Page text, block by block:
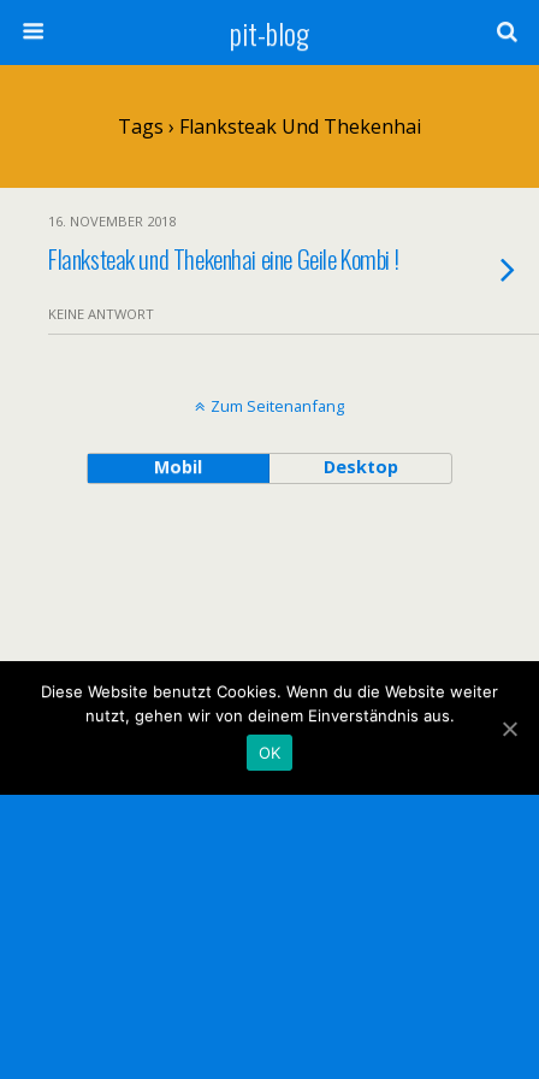
pit-blog
Tags › Flanksteak Und Thekenhai
16. NOVEMBER 2018
Flanksteak und Thekenhai eine Geile Kombi !
KEINE ANTWORT
Zum Seitenanfang
Mobil Desktop
Diese Website benutzt Cookies. Wenn du die Website weiter
nutzt, gehen wir von deinem Einverständnis aus.
OK